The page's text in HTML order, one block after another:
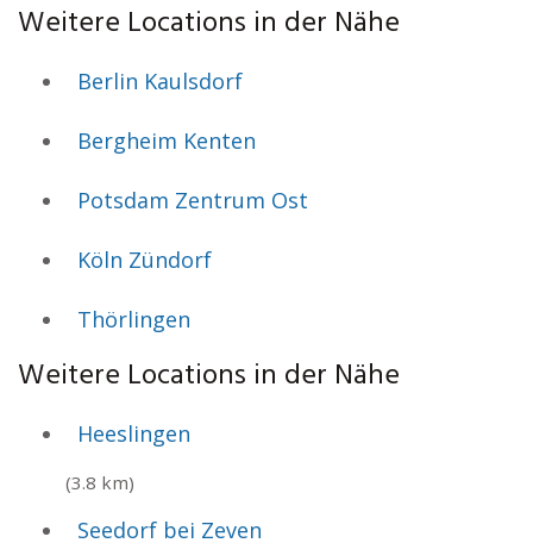
Weitere Locations in der Nähe
Berlin Kaulsdorf
Bergheim Kenten
Potsdam Zentrum Ost
Köln Zündorf
Thörlingen
Weitere Locations in der Nähe
Heeslingen
(3.8 km)
Seedorf bei Zeven